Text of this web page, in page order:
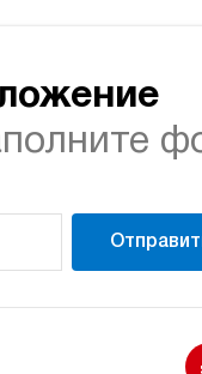
э/